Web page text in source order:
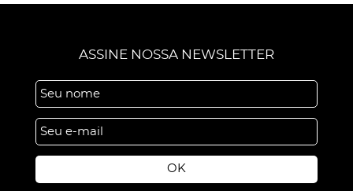
ASSINE NOSSA NEWSLETTER
OK